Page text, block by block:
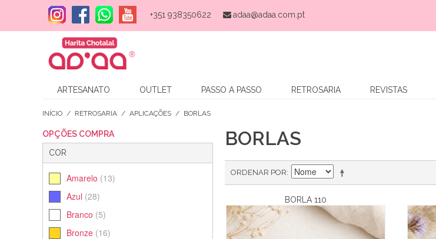
+351 938350622 adaa@adaa.com.pt
ARTESANATO OUTLET PASSO A PASSO RETROSARIA REVISTAS
INÍCIO / RETROSARIA / APLICAÇÕES / BORLAS
OPÇÕES COMPRA
COR
Amarelo (13)
Azul (28)
Branco (5)
Bronze (16)
BORLAS
ORDENAR POR
BORLA 110